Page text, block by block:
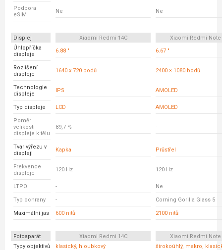
Podpora
eSIM
Ne Ne
Displej Xiaomi Redmi 14C
Xiaomi Redmi Note
Úhlopříčka
displeje
6.88 " 6.67 "
Rozlišení
displeje
1640 x 720 bodů 2400 × 1080 bodů
Technologie
displeje
IPS AMOLED
Typ displeje LCD AMOLED
Poměr
velikosti
displeje k tělu
89,7 % -
Tvar výřezu v
displeji
Kapka Průstřel
Frekvence
displeje
120 Hz 120 Hz
LTPO - Ne
Typ ochrany - Corning Gorilla Glass 5
Maximální jas 600 nitů 2100 nitů
Fotoaparát Xiaomi Redmi 14C
Xiaomi Redmi Note
Typy objektivů
klasický, hloubkový širokoúhlý, makro,